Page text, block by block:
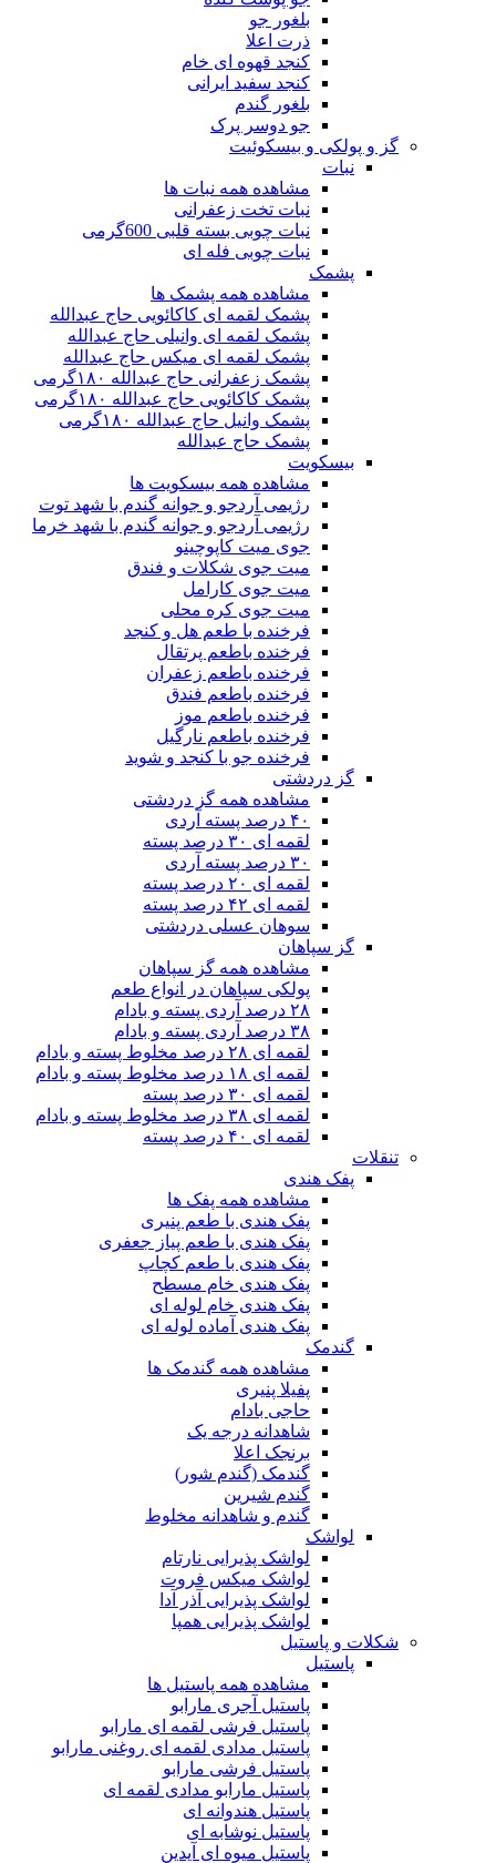
بلغور جو
ذرت اعلا
کنجد قهوه ای خام
کنجد سفید ایرانی
بلغور گندم
جو دوسر پرک
گز و پولکی و بیسکوئیت
نبات
مشاهده همه نبات ها
نبات تخت زعفرانی
نبات چوبی بسته قلبی 600گرمی
نبات چوبی فله ای
پشمک
مشاهده همه پشمک ها
پشمک لقمه ای کاکائویی حاج عبدالله
پشمک لقمه ای وانیلی حاج عبدالله
پشمک لقمه ای میکس حاج عبدالله
پشمک زعفرانی حاج عبدالله ۱۸۰گرمی
پشمک کاکائویی حاج عبدالله ۱۸۰گرمی
پشمک وانیل حاج عبدالله ۱۸۰گرمی
پشمک حاج عبدالله
بیسکویت
مشاهده همه بیسکویت ها
رژیمی آردجو و جوانه گندم با شهد توت
رژیمی آردجو و جوانه گندم با شهد خرما
جوی میت کاپوچینو
میت جوی شکلات و فندق
میت جوی کارامل
میت جوی کره محلی
فرخنده با طعم هل و کنجد
فرخنده باطعم پرتقال
فرخنده باطعم زعفران
فرخنده باطعم فندق
فرخنده باطعم موز
فرخنده باطعم نارگیل
فرخنده جو با کنجد و شوید
گز دردشتی
مشاهده همه گز دردشتی
۴۰ درصد پسته آردی
لقمه ای ۳۰ درصد پسته
۳۰ درصد پسته آردی
لقمه ای ۲۰ درصد پسته
لقمه ای ۴۲ درصد پسته
سوهان عسلی دردشتی
گز سپاهان
مشاهده همه گز سپاهان
پولکی سپاهان در انواع طعم
۲۸ درصد آردی پسته و بادام
۳۸ درصد آردی پسته و بادام
لقمه ای ۲۸ درصد مخلوط پسته و بادام
لقمه ای ۱۸ درصد مخلوط پسته و بادام
لقمه ای ۳۰ درصد پسته
لقمه ای ۳۸ درصد مخلوط پسته و بادام
لقمه ای ۴۰ درصد پسته
تنقلات
پفک هندی
مشاهده همه پفک ها
پفک هندی با طعم پنیری
پفک هندی با طعم پیاز جعفری
پفک هندی با طعم کچاپ
پفک هندی خام مسطح
پفک هندی خام لوله ای
پفک هندی آماده لوله ای
گندمک
مشاهده همه گندمک ها
پفیلا پنیری
حاجی بادام
شاهدانه درجه یک
برنجک اعلا
گندمک (گندم شور)
گندم شیرین
گندم و شاهدانه مخلوط
لواشک
لواشک پذیرایی نارتام
لواشک میکس فروت
لواشک پذیرایی آذر آدا
لواشک پذیرایی همپا
شکلات و پاستیل
پاستیل
مشاهده همه پاستیل ها
پاستیل آجری مارابو
پاستیل فرشی لقمه ای مارابو
پاستیل مدادی لقمه ای روغنی مارابو
پاستیل فرشی مارابو
پاستیل مارابو مدادی لقمه ای
پاستیل هندوانه ای
پاستیل نوشابه ای
پاستیل میوه ای آیدین